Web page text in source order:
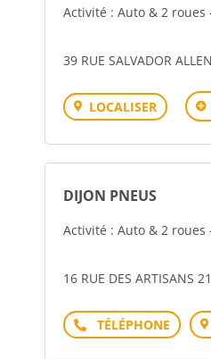
Activité : Auto & 2
39 RUE SALVADOR
LOCALISER
DIJON PNEUS
Activité : Auto & 2
16 RUE DES ARTISANS
Téléphone